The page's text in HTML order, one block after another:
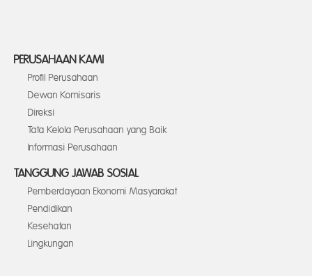
PERUSAHAAN KAMI
Profil Perusahaan
Dewan Komisaris
Direksi
Tata Kelola Perusahaan yang Baik
Informasi Perusahaan
TANGGUNG JAWAB SOSIAL
Pemberdayaan Ekonomi Masyarakat
Pendidikan
Kesehatan
Lingkungan